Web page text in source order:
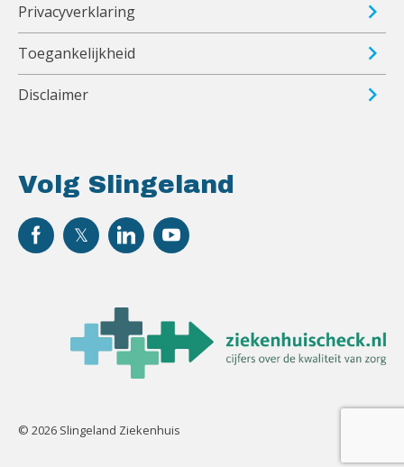
Volg Slingeland
Privacyverklaring
Toegankelijkheid
Disclaimer
© 2026 Slingeland Ziekenhuis